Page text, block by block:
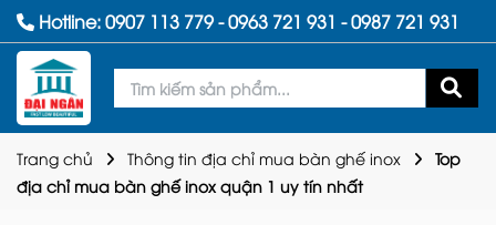
Hotline:0907 113 779-0963 721 931 -0987 721 931
Trang chủ Thông tin địa chỉ mua bàn ghế inox
Top
địa chỉ mua bàn ghế inox quận 1 uy tín nhất